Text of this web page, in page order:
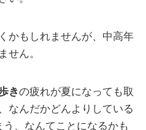
かもしれませんが、中高年
せん。
きの疲れが夏になっても取
なんだかどんよりしている
、なんてことになるかも